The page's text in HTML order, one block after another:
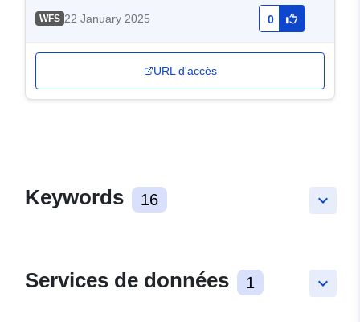
WFS 22 January 2025 0
URL d'accès
keyboard_arrow_down
Keywords 16
keyboard_arrow_down
Services de données 1